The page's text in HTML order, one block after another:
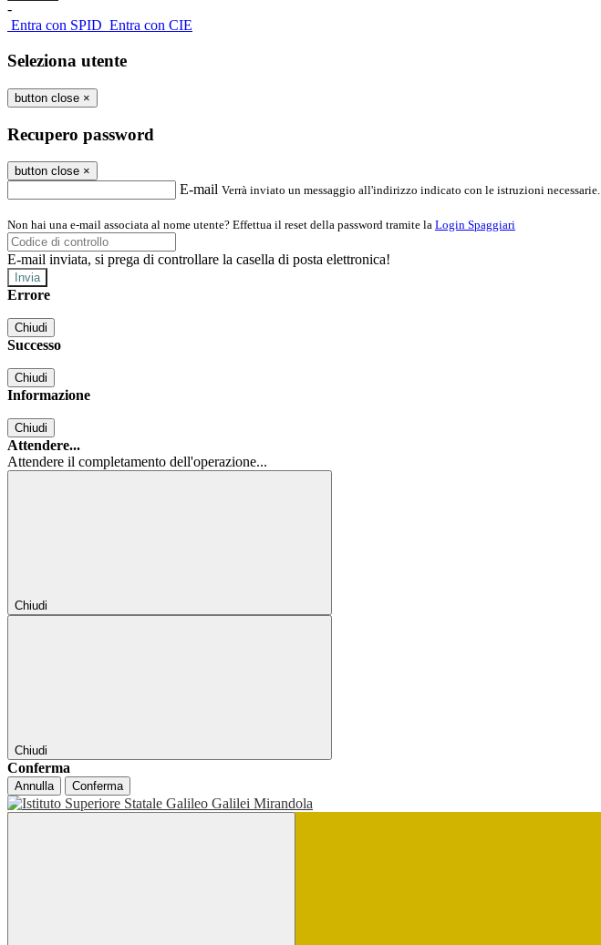
-
Entra con SPID Entra con CIE
Seleziona utente
button close ×
Recupero password
button close ×
E-mail Verrà inviato un messaggio all'indirizzo indicato con le istruzioni necessarie.
Non hai una e-mail associata al nome utente? Effettua il reset della password tramite la Login Spaggiari
E-mail inviata, si prega di controllare la casella di posta elettronica!
Errore
Chiudi
Successo
Chiudi
Informazione
Chiudi
Attendere...
Attendere il completamento dell'operazione...
Chiudi
Chiudi
Conferma
Annulla Conferma